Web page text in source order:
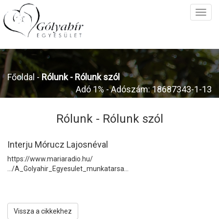
Főoldal -Rólunk - Rólunk szól
Adó 1% - Adószám: 18687343-1-13
Rólunk - Rólunk szól
Interju Mórucz Lajosnéval
https://www.mariaradio.hu/
…/A_Golyahir_Egyesulet_munkatarsa…
Vissza a cikkekhez